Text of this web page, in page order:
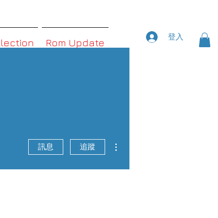
Rom Update 登入
訊息 追蹤